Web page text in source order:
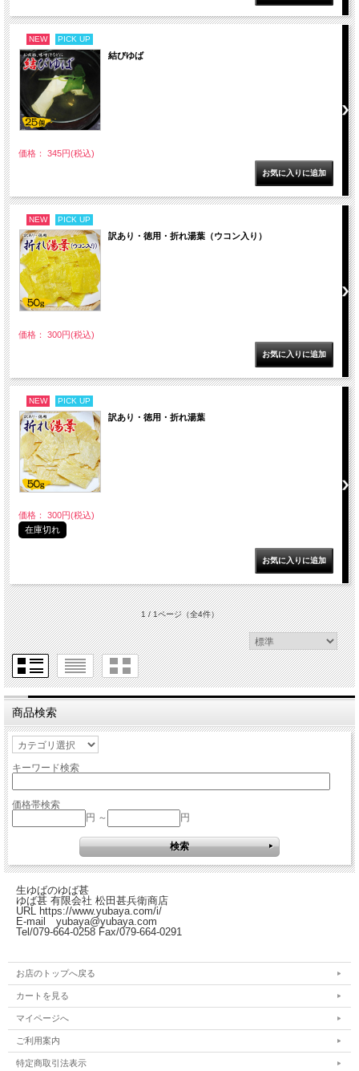
NEW PICK UP
結びゆば
価格： 345円(税込)
NEW PICK UP
訳あり・徳用・折れ湯葉（ウコン入り）
価格： 300円(税込)
NEW PICK UP
訳あり・徳用・折れ湯葉
価格： 300円(税込)
在庫切れ
1 / 1ページ（全4件）
商品検索
キーワード検索
価格帯検索
円 ～
円
生ゆばのゆば甚
ゆば甚 有限会社 松田甚兵衛商店
URL https://www.yubaya.com/i/
E-mail yubaya@yubaya.com
Tel/079-664-0258 Fax/079-664-0291
お店のトップへ戻る
カートを見る
マイページへ
ご利用案内
特定商取引法表示